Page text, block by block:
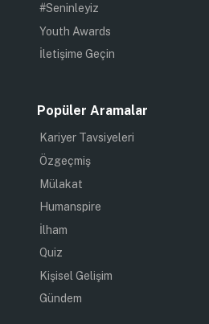
#Seninleyiz
Youth Awards
İletişime Geçin
Popüler Aramalar
Kariyer Tavsiyeleri
Özgeçmiş
Mülakat
Humanspire
İlham
Quiz
Kişisel Gelişim
Gündem